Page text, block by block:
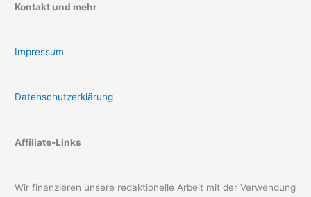
Kontakt und mehr
Impressum
Datenschutzerklärung
Affiliate-Links
Wir finanzieren unsere redaktionelle Arbeit mit der Verwendung